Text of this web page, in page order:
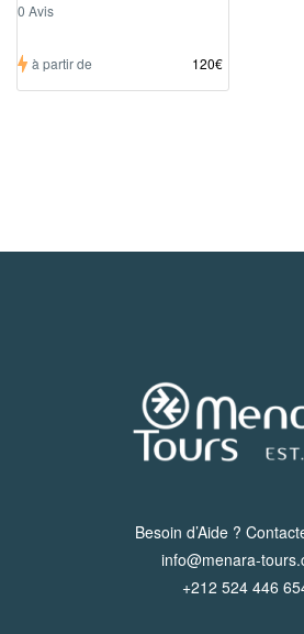
0 Avis
à partir de 120€
Besoin d’Aide ?
info@menara-
+212 524 446